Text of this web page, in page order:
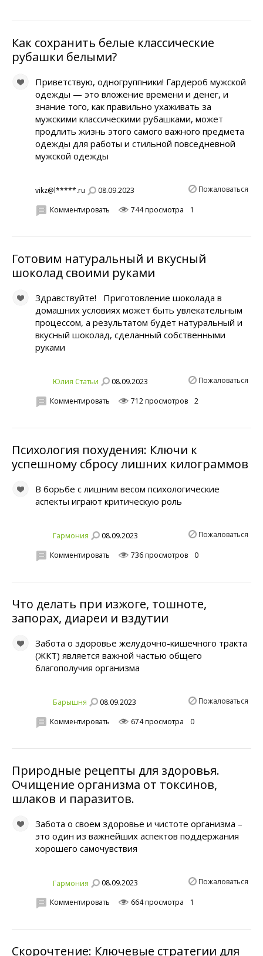
Как сохранить белые классические
рубашки белыми?
Приветствую, одногруппники! Гардероб мужской
одежды — это вложение времени и денег, и
знание того, как правильно ухаживать за
мужскими классическими рубашками, может
продлить жизнь этого самого важного предмета
одежды для работы и стильной повседневной
мужской одежды
vikz@l*****.ru 08.09.2023 Пожаловаться
Комментировать 744 просмотра 1
Готовим натуральный и вкусный
шоколад своими руками
Здравствуйте! Приготовление шоколада в
домашних условиях может быть увлекательным
процессом, а результатом будет натуральный и
вкусный шоколад, сделанный собственными
руками
Юлия Статьи 08.09.2023 Пожаловаться
Комментировать 712 просмотров 2
Психология похудения: Ключи к
успешному сбросу лишних килограммов
В борьбе с лишним весом психологические
аспекты играют критическую роль
Гaрмония 08.09.2023 Пожаловаться
Комментировать 736 просмотров 0
Что делать при изжоге, тошноте,
запорах, диареи и вздутии
Забота о здоровье желудочно-кишечного тракта
(ЖКТ) является важной частью общего
благополучия организма
Бapышня 08.09.2023 Пожаловаться
Комментировать 674 просмотра 0
Природные рецепты для здоровья.
Очищение организма от токсинов,
шлаков и паразитов.
Забота о своем здоровье и чистоте организма –
это один из важнейших аспектов поддержания
хорошего самочувствия
Гaрмония 08.09.2023 Пожаловаться
Комментировать 664 просмотра 1
Скорочтение: Ключевые стратегии для